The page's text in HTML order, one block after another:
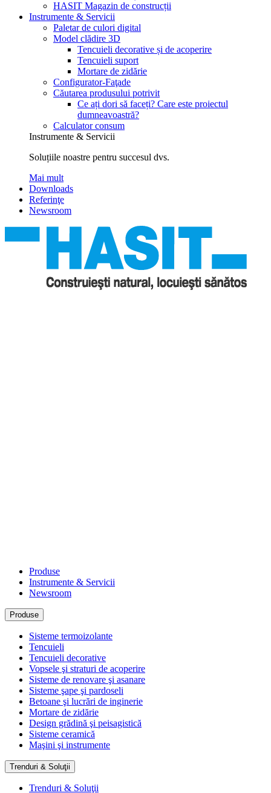
HASIT Magazin de construcții
Instrumente & Servicii
Paletar de culori digital
Model clădire 3D
Tencuieli decorative și de acoperire
Tencuieli suport
Mortare de zidărie
Configurator-Faţade
Căutarea produsului potrivit
Ce ați dori să faceți? Care este proiectul
dumneavoastră?
Calculator consum
Instrumente & Servicii
Soluțiile noastre pentru succesul dvs.
Mai mult
Downloads
Referinţe
Newsroom
Produse
Instrumente & Servicii
Newsroom
Produse
Sisteme termoizolante
Tencuieli
Tencuieli decorative
Vopsele şi straturi de acoperire
Sisteme de renovare şi asanare
Sisteme şape şi pardoseli
Betoane şi lucrări de inginerie
Mortare de zidărie
Design grădină şi peisagistică
Sisteme ceramică
Maşini şi instrumente
Trenduri & Soluţii
Trenduri & Soluţii